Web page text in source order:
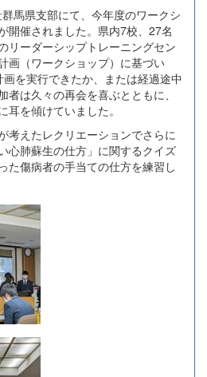
馬県支部にて、今年度のワークシ
開催されました。県内7校、27名
リーダーシップトレーニングセン
画（ワークショップ）に基づい
を実行できたか、または経過途中
者は久々の再会を喜ぶとともに、
耳を傾けていました。
考えたレクリエーションでさらに
心肺蘇生の仕方」に関するクイズ
た傷病者の手当ての仕方を練習し